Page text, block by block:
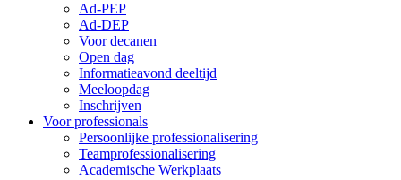
Ad-PEP
Ad-DEP
Voor decanen
Open dag
Informatieavond deeltijd
Meeloopdag
Inschrijven
Voor professionals
Persoonlijke professionalisering
Teamprofessionalisering
Academische Werkplaats